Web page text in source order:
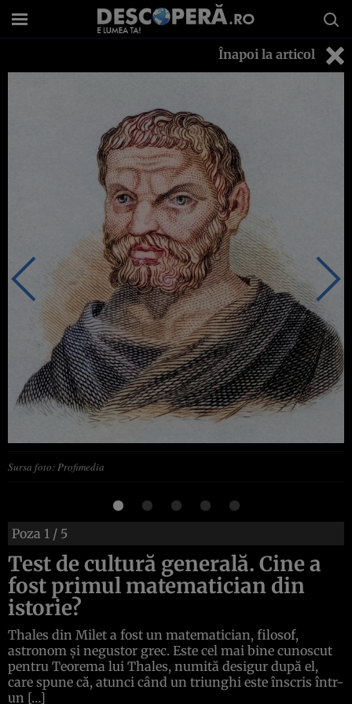
Înapoi la articol
Sursa foto: Profimedia
Poza 1 / 5
Test de cultură generală. Cine a
fost primul matematician din
istorie?
Thales din Milet a fost un matematician, filosof,
astronom și negustor grec. Este cel mai bine cunoscut
pentru Teorema lui Thales, numită desigur după el,
care spune că, atunci când un triunghi este înscris într-
un […]